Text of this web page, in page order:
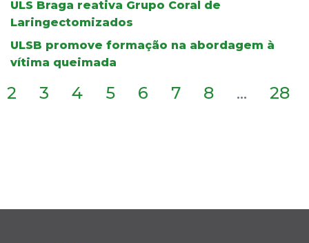
ULS Braga reativa Grupo Coral de
Laringectomizados
ULSB promove formação na abordagem à
vítima queimada
2 3 4 5 6 7 8 ... 28